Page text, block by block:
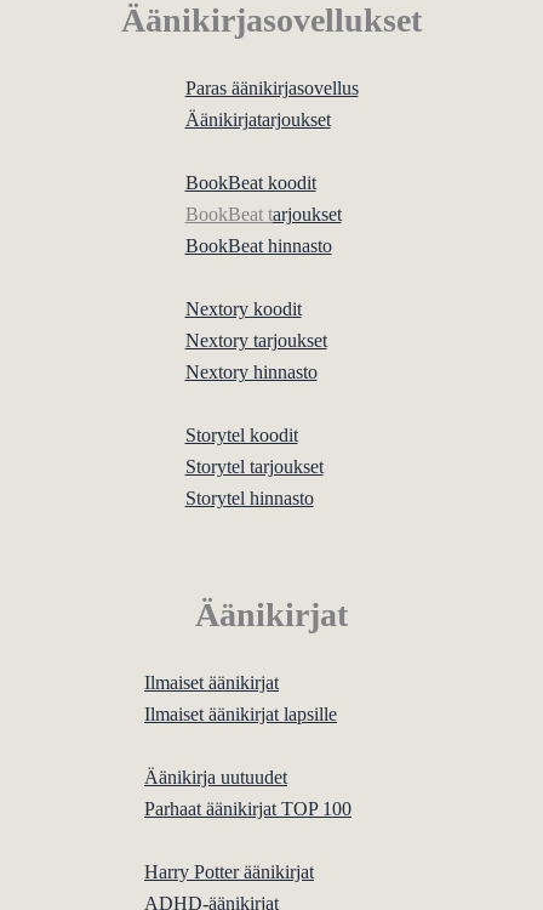
Äänikirjasovellukset
Paras äänikirjasovellus
Äänikirjatarjoukset
BookBeat koodit
BookBeat tarjoukset
BookBeat hinnasto
Nextory koodit
Nextory tarjoukset
Nextory hinnasto
Storytel koodit
Storytel tarjoukset
Storytel hinnasto
Äänikirjat
Ilmaiset äänikirjat
Ilmaiset äänikirjat lapsille
Äänikirja uutuudet
Parhaat äänikirjat TOP 100
Harry Potter äänikirjat
ADHD-äänikirjat